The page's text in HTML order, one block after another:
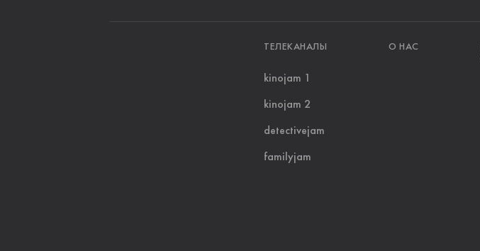
ТЕЛЕКАНАЛЫ О НАС
kinojam 1
kinojam 2
detectivejam
familyjam